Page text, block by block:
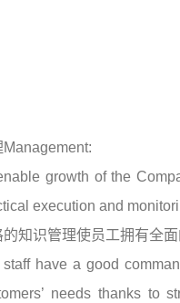
Management:
growth of the
execution and
的知识管理使员工拥有全
staff have a good
needs thanks to